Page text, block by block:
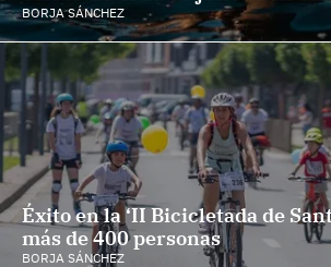
BORJA SÁNCHEZ
Éxito en la ‘II Bicicletada de
más de 400 personas
BORJA SÁNCHEZ